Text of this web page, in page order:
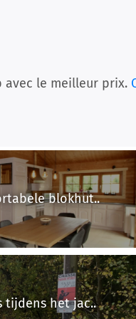
avec le meilleur prix.
blokhut..
tijdens het jac..